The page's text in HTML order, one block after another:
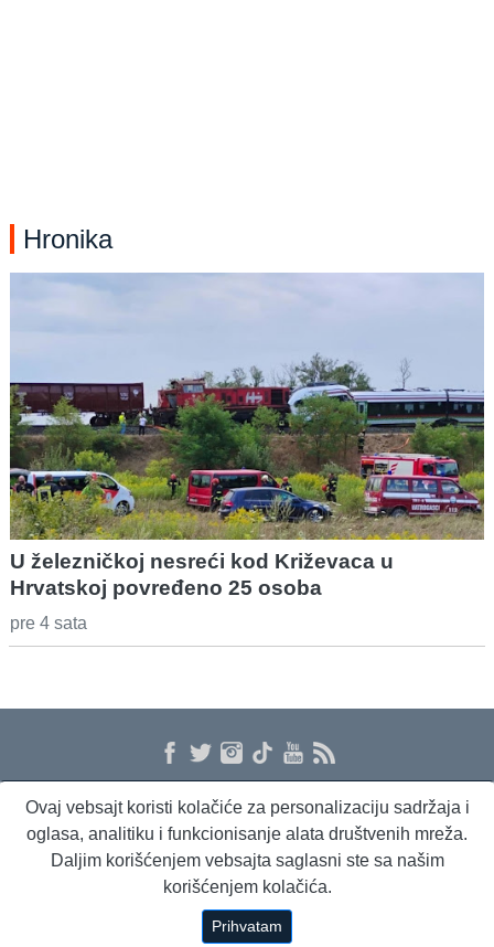
Hronika
U železničkoj nesreći kod Križevaca u
Hrvatskoj povređeno 25 osoba
pre 4 sata
O nama Proizvodi i usluge Politika privatnosti Kontakt RSS
Dnevni evropski servis
Copyright © 1994 - 2026 Beta Press d.o.o.
Ovaj vebsajt koristi kolačiće za personalizaciju sadržaja i
oglasa, analitiku i funkcionisanje alata društvenih mreža.
Daljim korišćenjem vebsajta saglasni ste sa našim
korišćenjem kolačića.
Prihvatam